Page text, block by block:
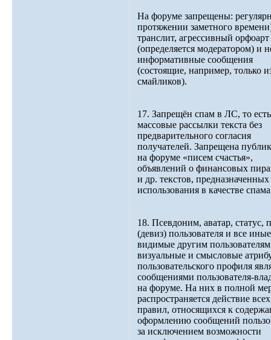
На форуме запрещены:
протяжении заметного
транслит, агрессивный орфоарт
(определяется модератором) и
информативные сообщения
(состоящие, например, только
смайликов).
17. Запрещён спам в ЛС, то есть
массовые рассылки текста без
предварительного согласия
получателей. Запрещена
на форуме «писем счастья»,
объявлений о финансовых
и др. текстов, предназначенных
использования в качестве
18. Псевдоним, аватар, статус,
(девиз) пользователя и все иные
видимые другим пользователям
визуальные и смысловые
пользовательского профиля
сообщениями пользователя-
на форуме. На них в полной
распространяется действие всех
правил, относящихся к
оформлению сообщений
за исключением возможности